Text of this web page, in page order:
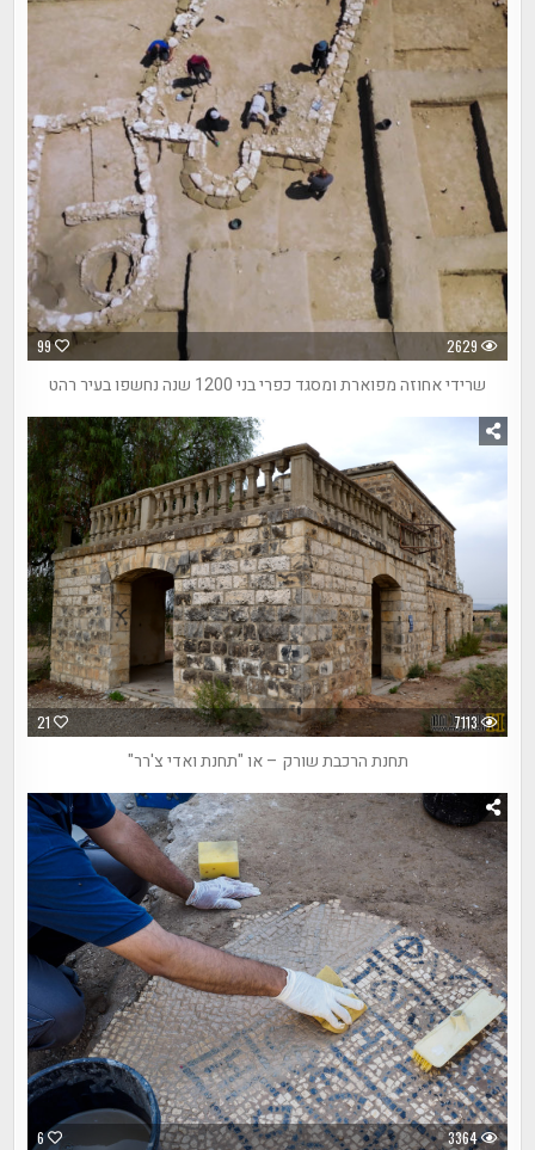
99 2629
שרידי אחוזה מפוארת ומסגד כפרי בני 1200 שנה נחשפו בעיר רהט
21 7113
תחנת הרכבת שורק – או "תחנת ואדי צ'רר"
6 3364